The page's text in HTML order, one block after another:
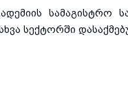
სექტორში